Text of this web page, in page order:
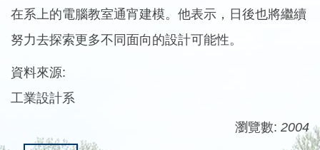
在系上的電腦教室通宵建模。他表示，日後也將繼續
努力去探索更多不同面向的設計可能性。
資料來源:
工業設計系
瀏覽數: 2004